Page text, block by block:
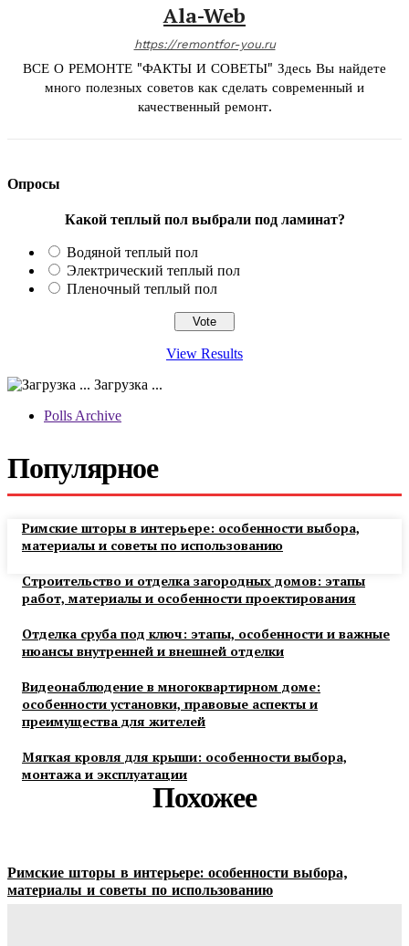
Ala-Web
https://remontfor-you.ru
ВСЕ О РЕМОНТЕ "ФАКТЫ И СОВЕТЫ" Здесь Вы найдете
много полезных советов как сделать современный и
качественный ремонт.
Опросы
Какой теплый пол выбрали под ламинат?
Водяной теплый пол
Электрический теплый пол
Пленочный теплый пол
View Results
Загрузка ...
Polls Archive
Популярное
Римские шторы в интерьере: особенности выбора,
материалы и советы по использованию
Строительство и отделка загородных домов: этапы
работ, материалы и особенности проектирования
Отделка сруба под ключ: этапы, особенности и важные
нюансы внутренней и внешней отделки
Видеонаблюдение в многоквартирном доме:
особенности установки, правовые аспекты и
преимущества для жителей
Мягкая кровля для крыши: особенности выбора,
монтажа и эксплуатации
Похожее
Римские шторы в интерьере: особенности выбора,
материалы и советы по использованию